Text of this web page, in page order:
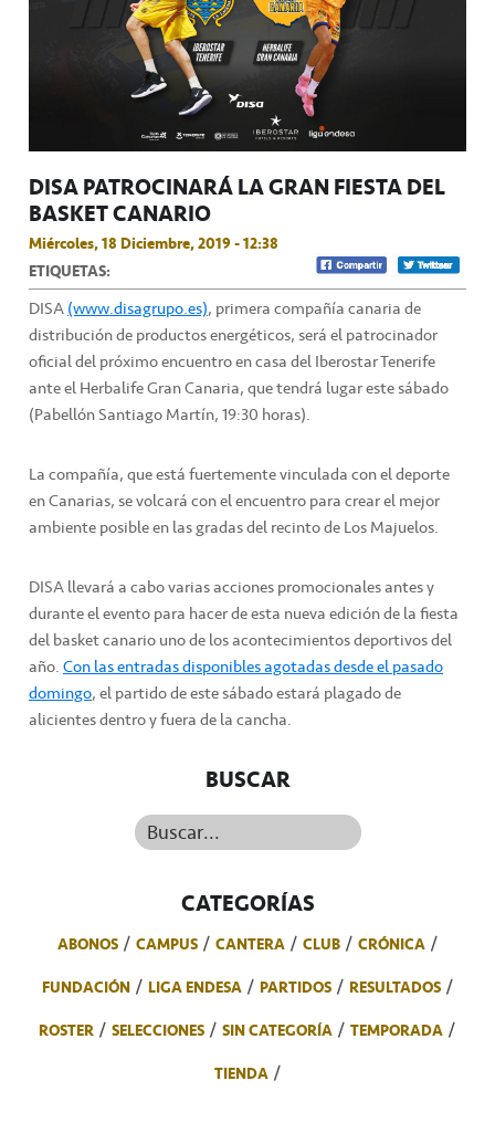
DISA PATROCINARÁ LA GRAN FIESTA DEL
BASKET CANARIO
Miércoles, 18 Diciembre, 2019 - 12:38
ETIQUETAS:
DISA(www.disagrupo.es), primera compañía canaria de
distribución de productos energéticos, será el patrocinador
oficial del próximo encuentro en casa del Iberostar Tenerife
ante el Herbalife Gran Canaria, que tendrá lugar este sábado
(Pabellón Santiago Martín, 19:30 horas).
La compañía, que está fuertemente vinculada con el deporte
en Canarias, se volcará con el encuentro para crear el mejor
ambiente posible en las gradas del recinto de Los Majuelos.
DISA llevará a cabo varias acciones promocionales antes y
durante el evento para hacer de esta nueva edición de la fiesta
del basket canario uno de los acontecimientos deportivos del
año.Con las entradas disponibles agotadas desde el pasado
domingo, el partido de este sábado estará plagado de
alicientes dentro y fuera de la cancha.
BUSCAR
Buscar...
CATEGORÍAS
ABONOS CAMPUS CANTERA CLUB
CRÓNICA
FUNDACIÓN
LIGA ENDESA PARTIDOS
RESULTADOS
ROSTER
SELECCIONES SIN CATEGORÍA
TEMPORADA
TIENDA